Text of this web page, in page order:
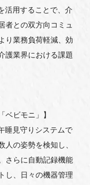
活用することで、介
者との双方向コミュ
り業務負荷軽減、効
護業界における課題
ベビモニ」】
睡見守りシステムで
の姿勢を検知し、
さらに自動記録機能
し、日々の機器管理